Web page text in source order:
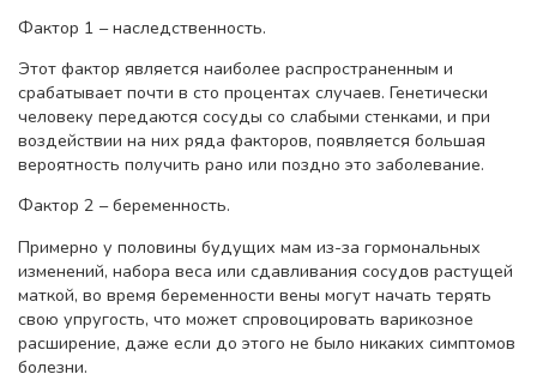
Фактор 1 – наследственность.
Этот фактор является наиболее распространенным и
срабатывает почти в сто процентах случаев. Генетически
человеку передаются сосуды со слабыми стенками, и при
воздействии на них ряда факторов, появляется большая
вероятность получить рано или поздно это заболевание.
Фактор 2 – беременность.
Примерно у половины будущих мам из-за гормональных
изменений, набора веса или сдавливания сосудов растущей
маткой, во время беременности вены могут начать терять
свою упругость, что может спровоцировать варикозное
расширение, даже если до этого не было никаких симптомов
болезни.